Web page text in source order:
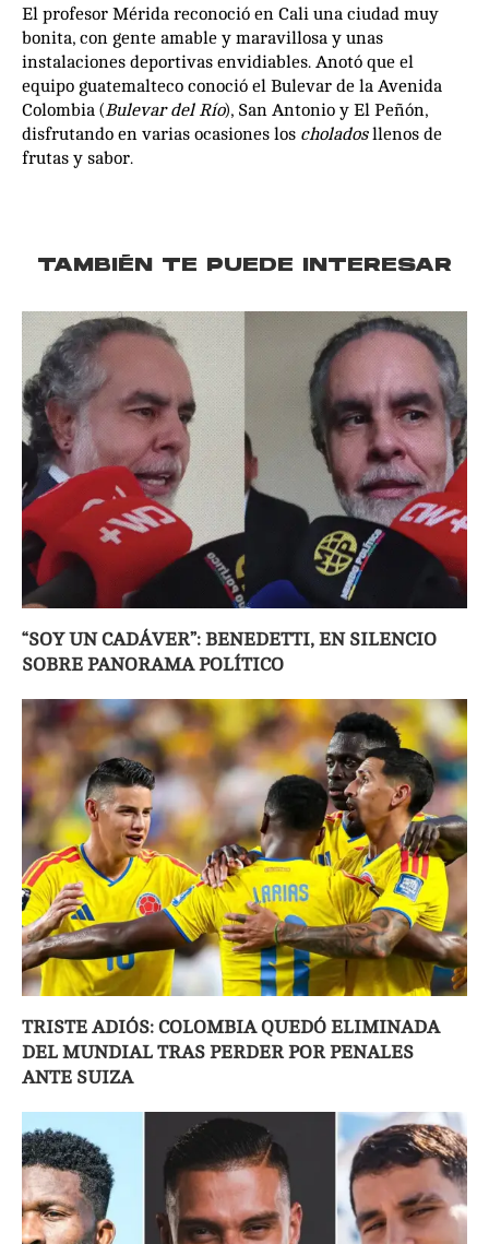
El profesor Mérida reconoció en Cali una ciudad muy
bonita, con gente amable y maravillosa y unas
instalaciones deportivas envidiables. Anotó que el
equipo guatemalteco conoció el Bulevar de la Avenida
Colombia (Bulevar del Río), San Antonio y El Peñón,
disfrutando en varias ocasiones los choladosllenos de
frutas y sabor.
TAMBIÉN TE PUEDE INTERESAR
“SOY UN CADÁVER”: BENEDETTI, EN SILENCIO
SOBRE PANORAMA POLÍTICO
TRISTE ADIÓS: COLOMBIA QUEDÓ ELIMINADA
DEL MUNDIAL TRAS PERDER POR PENALES
ANTE SUIZA